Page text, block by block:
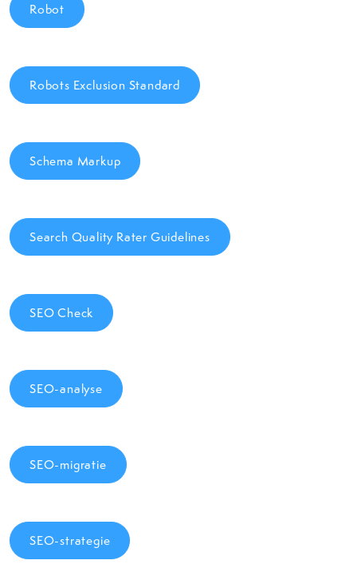
Robot
Robots Exclusion Standard
Schema Markup
Search Quality Rater Guidelines
SEO Check
SEO-analyse
SEO-migratie
SEO-strategie